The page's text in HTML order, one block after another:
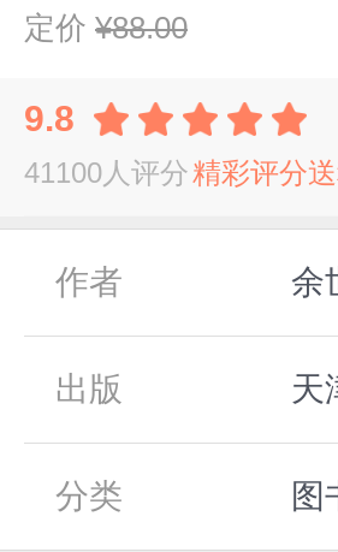
定价 ¥88.00
9.8
41100人评分精彩评分
作者 余
出版 天
分类 图